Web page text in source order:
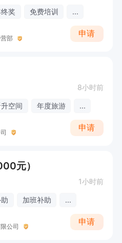
奖 免费培训 ...
部
申请
8小时前
空间 年度旅游 ...
申请
元）
1小时前
加班补助 ...
公司
申请